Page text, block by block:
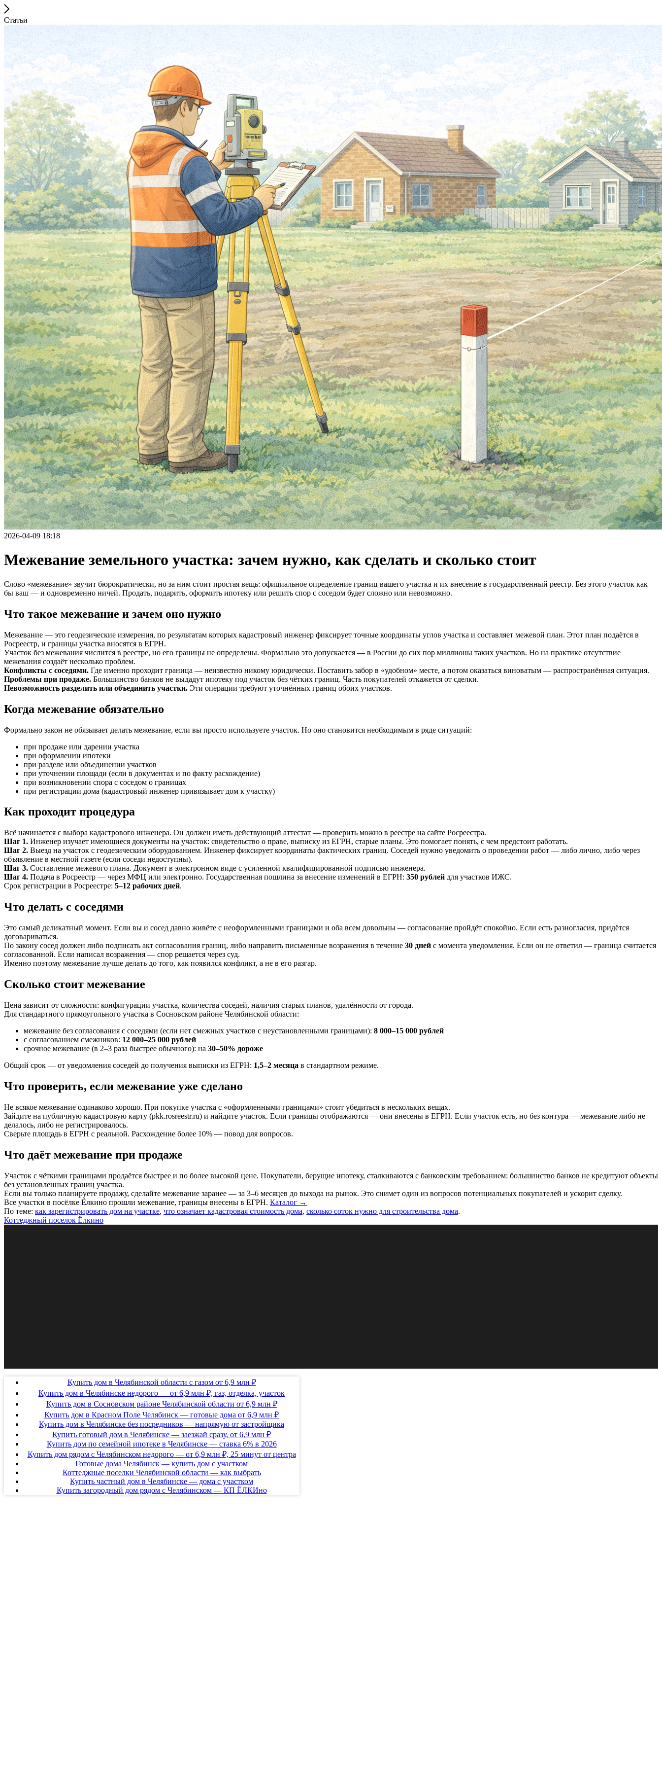
Статьи
2026-04-09 18:18
Межевание земельного участка: зачем нужно, как сделать и сколько стоит
Слово «межевание» звучит бюрократически, но за ним стоит простая вещь: официальное определение границ вашего участка и их внесение в государственный реестр. Без этого участок как
бы ваш — и одновременно ничей. Продать, подарить, оформить ипотеку или решить спор с соседом будет сложно или невозможно.
Что такое межевание и зачем оно нужно
Межевание — это геодезические измерения, по результатам которых кадастровый инженер фиксирует точные координаты углов участка и составляет межевой план. Этот план подаётся в
Росреестр, и границы участка вносятся в ЕГРН.
Участок без межевания числится в реестре, но его границы не определены. Формально это допускается — в России до сих пор миллионы таких участков. Но на практике отсутствие
межевания создаёт несколько проблем.
Конфликты с соседями. Где именно проходит граница — неизвестно никому юридически. Поставить забор в «удобном» месте, а потом оказаться виноватым — распространённая ситуация.
Проблемы при продаже. Большинство банков не выдадут ипотеку под участок без чётких границ. Часть покупателей откажется от сделки.
Невозможность разделить или объединить участки. Эти операции требуют уточнённых границ обоих участков.
Когда межевание обязательно
Формально закон не обязывает делать межевание, если вы просто используете участок. Но оно становится необходимым в ряде ситуаций:
при продаже или дарении участка
при оформлении ипотеки
при разделе или объединении участков
при уточнении площади (если в документах и по факту расхождение)
при возникновении спора с соседом о границах
при регистрации дома (кадастровый инженер привязывает дом к участку)
Как проходит процедура
Всё начинается с выбора кадастрового инженера. Он должен иметь действующий аттестат — проверить можно в реестре на сайте Росреестра.
Шаг 1. Инженер изучает имеющиеся документы на участок: свидетельство о праве, выписку из ЕГРН, старые планы. Это помогает понять, с чем предстоит работать.
Шаг 2. Выезд на участок с геодезическим оборудованием. Инженер фиксирует координаты фактических границ. Соседей нужно уведомить о проведении работ — либо лично, либо через
объявление в местной газете (если соседи недоступны).
Шаг 3. Составление межевого плана. Документ в электронном виде с усиленной квалифицированной подписью инженера.
Шаг 4. Подача в Росреестр — через МФЦ или электронно. Государственная пошлина за внесение изменений в ЕГРН: 350 рублей для участков ИЖС.
Срок регистрации в Росреестре: 5–12 рабочих дней.
Что делать с соседями
Это самый деликатный момент. Если вы и сосед давно живёте с неоформленными границами и оба всем довольны — согласование пройдёт спокойно. Если есть разногласия, придётся
договариваться.
По закону сосед должен либо подписать акт согласования границ, либо направить письменные возражения в течение 30 дней с момента уведомления. Если он не ответил — граница считается
согласованной. Если написал возражения — спор решается через суд.
Именно поэтому межевание лучше делать до того, как появился конфликт, а не в его разгар.
Сколько стоит межевание
Цена зависит от сложности: конфигурации участка, количества соседей, наличия старых планов, удалённости от города.
Для стандартного прямоугольного участка в Сосновском районе Челябинской области:
межевание без согласования с соседями (если нет смежных участков с неустановленными границами): 8 000–15 000 рублей
с согласованием смежников: 12 000–25 000 рублей
срочное межевание (в 2–3 раза быстрее обычного): на 30–50% дороже
Общий срок — от уведомления соседей до получения выписки из ЕГРН: 1,5–2 месяца в стандартном режиме.
Что проверить, если межевание уже сделано
Не всякое межевание одинаково хорошо. При покупке участка с «оформленными границами» стоит убедиться в нескольких вещах.
Зайдите на публичную кадастровую карту (pkk.rosreestr.ru) и найдите участок. Если границы отображаются — они внесены в ЕГРН. Если участок есть, но без контура — межевание либо не
делалось, либо не регистрировалось.
Сверьте площадь в ЕГРН с реальной. Расхождение более 10% — повод для вопросов.
Что даёт межевание при продаже
Участок с чёткими границами продаётся быстрее и по более высокой цене. Покупатели, берущие ипотеку, сталкиваются с банковским требованием: большинство банков не кредитуют объекты
без установленных границ участка.
Если вы только планируете продажу, сделайте межевание заранее — за 3–6 месяцев до выхода на рынок. Это снимет один из вопросов потенциальных покупателей и ускорит сделку.
Все участки в посёлке Ёлкино прошли межевание, границы внесены в ЕГРН. Каталог →
По теме: как зарегистрировать дом на участке, что означает кадастровая стоимость дома, сколько соток нужно для строительства дома.
Коттеджный поселок Ёлкино
Купить дом в Челябинской области с газом от 6,9 млн ₽
Купить дом в Челябинске недорого — от 6,9 млн ₽, газ, отделка, участок
Купить дом в Сосновском районе Челябинской области от 6,9 млн ₽
Купить дом в Красном Поле Челябинск — готовые дома от 6,9 млн ₽
Купить дом в Челябинске без посредников — напрямую от застройщика
Купить готовый дом в Челябинске — заезжай сразу, от 6,9 млн ₽
Купить дом по семейной ипотеке в Челябинске — ставка 6% в 2026
Купить дом рядом с Челябинском недорого — от 6,9 млн ₽, 25 минут от центра
Готовые дома Челябинск — купить дом с участком
Коттеджные поселки Челябинской области — как выбрать
Купить частный дом в Челябинске — дома с участком
Купить загородный дом рядом с Челябинском — КП ЁЛКИно